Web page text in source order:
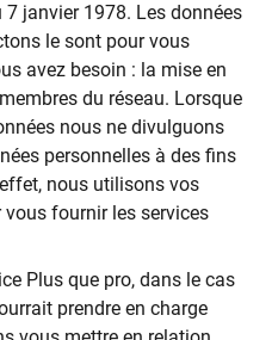
janvier 1978. Les données
le sont pour vous
avez besoin : la mise en
du réseau. Lorsque
nous ne divulguons
personnelles à des fins
nous utilisons vos
fournir les services
Plus que pro, dans le cas
prendre en charge